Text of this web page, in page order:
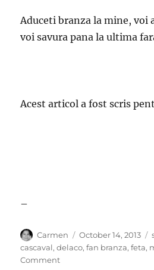
Aduceti branza la mine, voi
voi savura pana la ultima
Acest articol a fost scris
–
Author
Carmen
Posted
on
October 14, 2013
cascaval,delaco,fan branza,feta,
Commenton